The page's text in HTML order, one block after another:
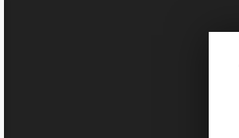
Sketchbook5, 스케
Sketchbook5, 스케